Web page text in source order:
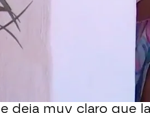
de premio
a Rubén
como el
le ha gustado
interesada en
sus cartas y
no
deja muy claro que